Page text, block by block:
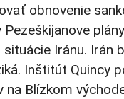
obnovenie
Iránu.
Inštitút Quincy
Blízkom